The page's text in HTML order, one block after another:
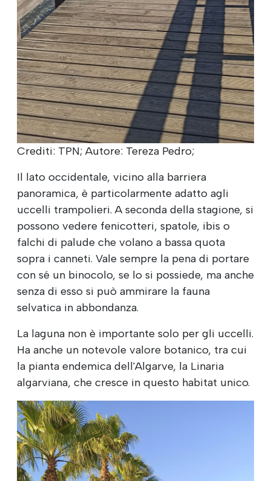
Crediti: TPN; Autore: Tereza Pedro;
Il lato occidentale, vicino alla barriera
panoramica, è particolarmente adatto agli
uccelli trampolieri. A seconda della stagione, si
possono vedere fenicotteri, spatole, ibis o
falchi di palude che volano a bassa quota
sopra i canneti. Vale sempre la pena di portare
con sé un binocolo, se lo si possiede, ma anche
senza di esso si può ammirare la fauna
selvatica in abbondanza.
La laguna non è importante solo per gli uccelli.
Ha anche un notevole valore botanico, tra cui
la pianta endemica dell'Algarve, la Linaria
algarviana, che cresce in questo habitat unico.